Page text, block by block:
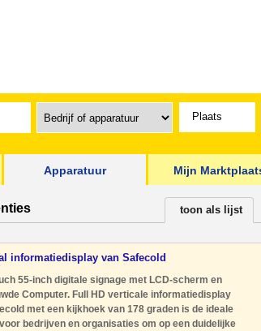
Apparatuur Mijn
toon als lijst
informatiedisplay van Safecold
55-inch digitale signage met LCD-scherm en
Computer. Full HD verticale informatiedisplay
met een kijkhoek van 178 graden is de ideale
bedrijven en organisaties om op een duidelijke